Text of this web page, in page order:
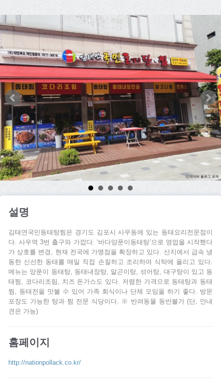
설명
김태연국민동태탕찜은 경기도 김포시 사우동에 있는 동태요리전문점이
다. 사우역 3번 출구와 가깝다. ‘바다양푼이동태탕’으로 영업을 시작했다
가 상호를 변경, 현재 전국에 가맹점을 확장하고 있다. 산지에서 급속 냉
동한 신선한 동태를 매일 직접 손질하고 조리하여 식탁에 올리고 있다.
메뉴는 양푼이 동태탕, 동태내장탕, 알곤이탕, 섞어탕, 대구탕이 있고 동
태찜, 코다리조림, 치즈 돈가스도 있다. 저렴한 가격으로 동태탕과 동태
찜, 동태전을 맛볼 수 있어 가족 회식이나 단체 모임을 하기 좋다. 방문
포장도 가능한 탕과 찜 전문 식당이다. ※ 반려동물 동반불가 (단, 안내
견은 가능)
홈페이지
http://nationpollack.co.kr/